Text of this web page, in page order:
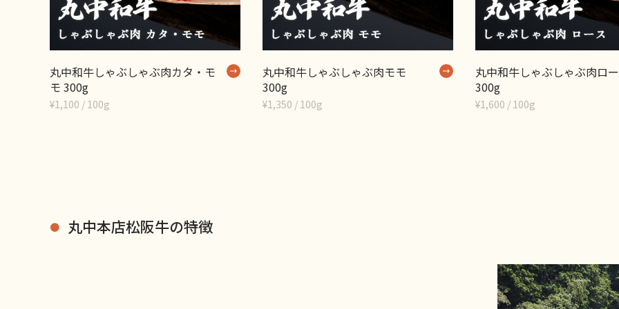
丸中和牛しゃぶしゃぶ肉カタ・モ
モ 300g
¥1,100 / 100g
丸中和牛しゃぶしゃぶ肉モモ
300g
¥1,350 / 100g
丸中和牛しゃぶしゃぶ肉ロ
300g
¥1,600 / 100g
丸中本店松阪牛の特徴